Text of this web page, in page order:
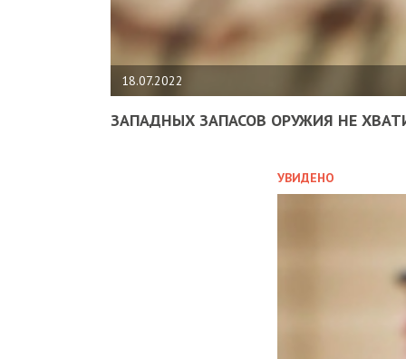
18.07.2022
ЗАПАДНЫХ ЗАПАСОВ ОРУЖИЯ НЕ
УВИДЕНО